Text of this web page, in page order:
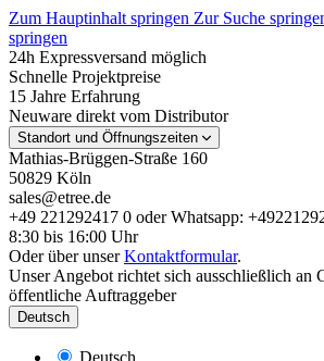
Zum Hauptinhalt springen Zur Suche
springen
24h Expressversand möglich
Schnelle Projektpreise
15 Jahre Erfahrung
Neuware direkt vom Distributor
Standort und Öffnungszeiten
Mathias-Brüggen-Straße 160
50829 Köln
sales@etree.de
+49 221292417 0 oder Whatsapp:
8:30 bis 16:00 Uhr
Oder über unserKontaktformular.
Unser Angebot richtet sich ausschließlich an
öffentliche Auftraggeber
Deutsch
Deutsch